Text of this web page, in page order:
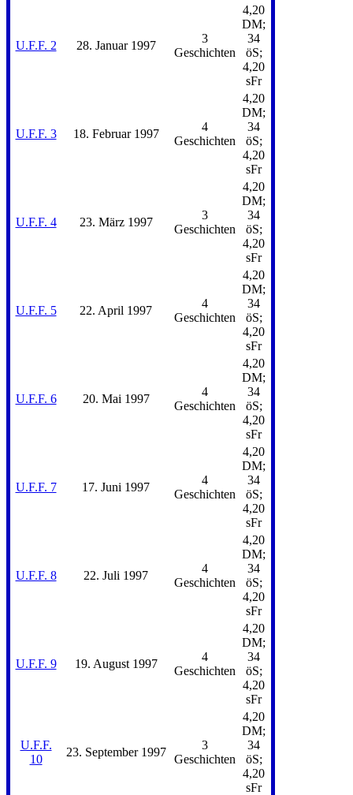
U.F.F. 2 28. Januar 1997
3
Geschichten
4,20
DM;
34
öS;
4,20
sFr
U.F.F. 3 18. Februar 1997
4
Geschichten
4,20
DM;
34
öS;
4,20
sFr
U.F.F. 4 23. März 1997
3
Geschichten
4,20
DM;
34
öS;
4,20
sFr
U.F.F. 5 22. April 1997
4
Geschichten
4,20
DM;
34
öS;
4,20
sFr
U.F.F. 6 20. Mai 1997
4
Geschichten
4,20
DM;
34
öS;
4,20
sFr
U.F.F. 7 17. Juni 1997
4
Geschichten
4,20
DM;
34
öS;
4,20
sFr
U.F.F. 8 22. Juli 1997
4
Geschichten
4,20
DM;
34
öS;
4,20
sFr
U.F.F. 9 19. August 1997
4
Geschichten
4,20
DM;
34
öS;
4,20
sFr
U.F.F.
10
23. September 1997
3
Geschichten
4,20
DM;
34
öS;
4,20
sFr